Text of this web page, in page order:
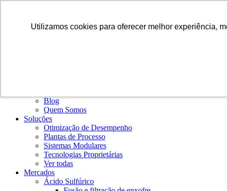
Utilizamos cookies para oferecer melhor experiência,
Blog
Quem Somos
Soluções
Otimização de Desempenho
Plantas de Processo
Sistemas Modulares
Tecnologias Proprietárias
Ver todas
Mercados
Ácido Sulfúrico